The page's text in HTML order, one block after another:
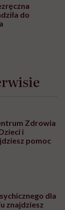
do
Zdrowia
i
pomoc
dla
znajdziesz